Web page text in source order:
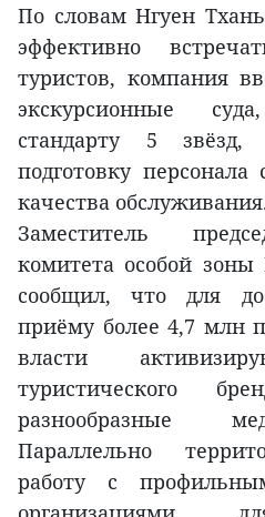
По словам Нгуен
эффективно
туристов, компания
экскурсионные
стандарту 5
подготовку
качества
Заместитель
комитета особой
сообщил, что для
приёму более 4,7 млн
власти
туристического
разнообразные
Параллельно
работу с